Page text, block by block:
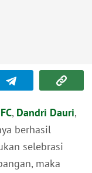
, Dandri Dauri,
berhasil
selebrasi
maka